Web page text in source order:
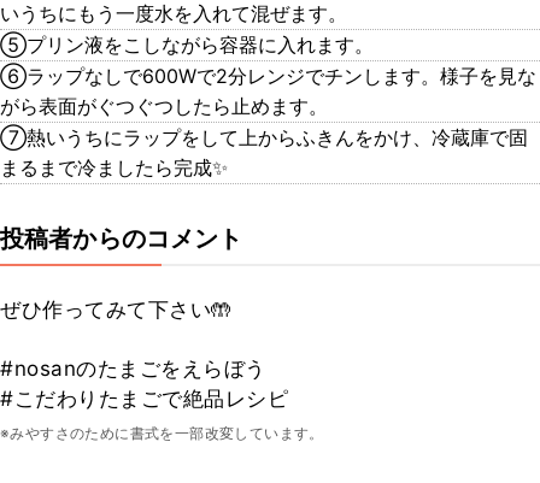
いうちにもう一度水を入れて混ぜます。
⑤プリン液をこしながら容器に入れます。
⑥ラップなしで600Wで2分レンジでチンします。様子を見な
がら表面がぐつぐつしたら止めます。
⑦熱いうちにラップをして上からふきんをかけ、冷蔵庫で固
まるまで冷ましたら完成✨
投稿者からのコメント
ぜひ作ってみて下さい🤲
#nosanのたまごをえらぼう
#こだわりたまごで絶品レシピ
※みやすさのために書式を一部改変しています。